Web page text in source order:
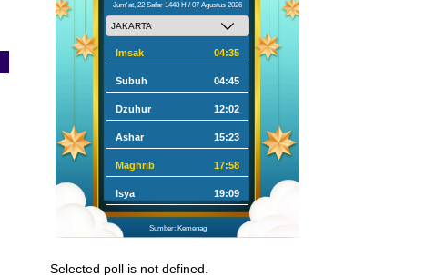
Jum'at, 22 Safar 1448 H / 07 Agustus 2026
Imsak 04:35
Subuh 04:45
Dzuhur 12:02
Ashar 15:23
Maghrib 17:58
Isya 19:09
Sumber: Kemenag
Selected poll is not defined.